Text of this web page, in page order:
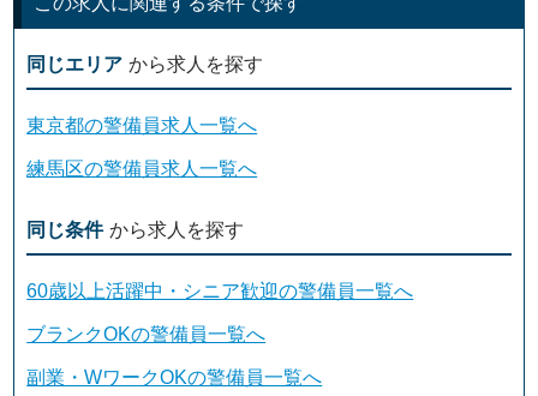
同じエリア から求人を探す
東京都の警備員求人一覧へ
練馬区の警備員求人一覧へ
同じ条件 から求人を探す
60歳以上活躍中・シニア歓迎の警備員一覧へ
ブランクOKの警備員一覧へ
副業・WワークOKの警備員一覧へ